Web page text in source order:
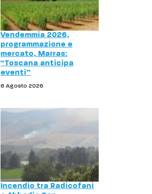
Vendemmia 2026,
programmazione e
mercato, Marras:
“Toscana anticipa
eventi”
6 Agosto 2026
Incendio tra Radicofani